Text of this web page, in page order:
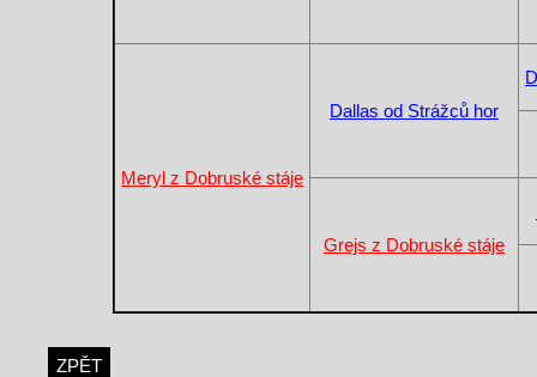
Meryl z Dobruské stáje
Dallas od Strážců hor
Grejs z Dobruské stáje
ZPĚT